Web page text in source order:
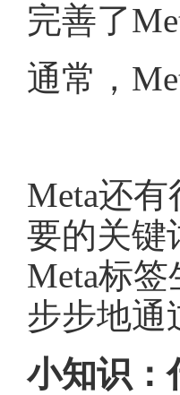
完善了
通常，
Meta还
要的关键
Meta标
步步地通
小知识：